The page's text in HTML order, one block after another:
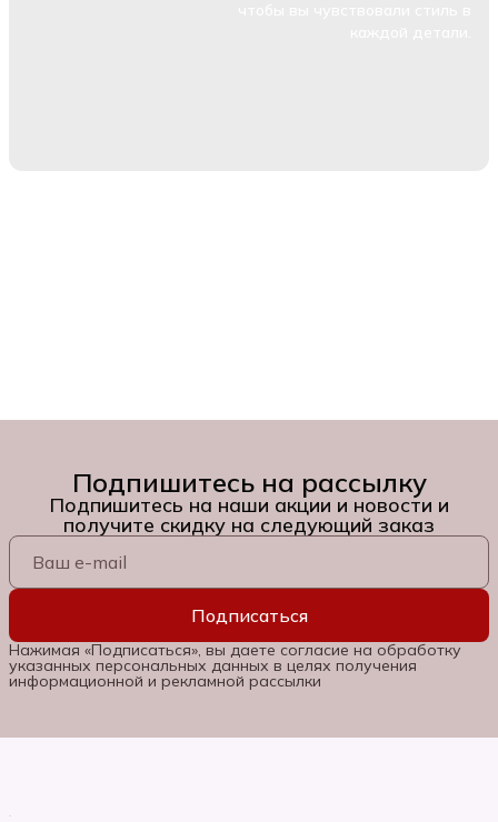
Подпишитесь на рассылку
Подпишитесь на наши акции и новости и
получите скидку на следующий заказ
Подписаться
Нажимая «Подписаться», вы даете согласие на обработку
указанных персональных данных в целях получения
информационной и рекламной рассылки